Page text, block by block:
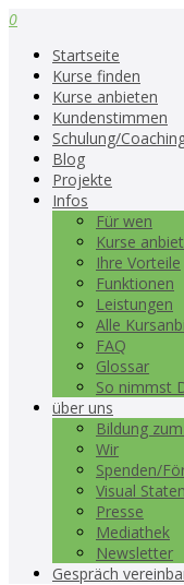
0
Startseite
Kurse finden
Kurse anbieten
Kundenstimmen
Schulung/
Blog
Projekte
Infos
Für wen
Kurse
Ihre Vorteile
Funktionen
Leistungen
Alle
FAQ
Glossar
So nimmst
über uns
Bildung
Wir
Spenden/
Visual
Presse
Mediathek
Newsletter
Gespräch